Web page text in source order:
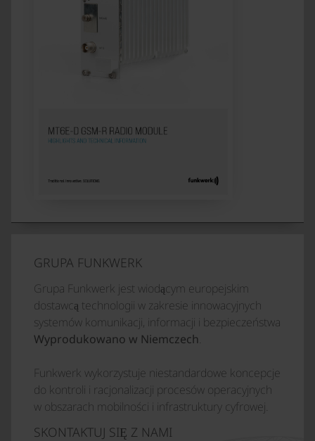
GRUPA FUNKWERK
Grupa Funkwerk jest wiodącym europejskim
dostawcą technologii w zakresie innowacyjnych
systemów komunikacji, informacji i bezpieczeństwa
Wyprodukowano w Niemczech.
Funkwerk wykorzystuje niestandardowe koncepcje
do kontroli i racjonalizacji procesów operacyjnych
w obszarach mobilności i infrastruktury cyfrowej.
SKONTAKTUJ SIĘ Z NAMI